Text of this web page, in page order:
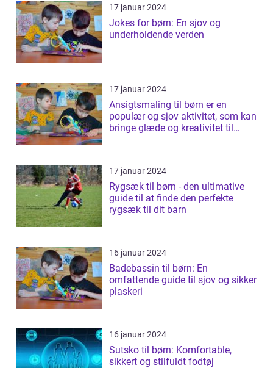
17 januar 2024
Jokes for børn: En sjov og
underholdende verden
17 januar 2024
Ansigtsmaling til børn er en
populær og sjov aktivitet, som kan
bringe glæde og kreativitet til
17 januar 2024
Rygsæk til børn - den ultimative
guide til at finde den perfekte
rygsæk til dit barn
16 januar 2024
Badebassin til børn: En
omfattende guide til sjov og sikker
plaskeri
16 januar 2024
Sutsko til børn: Komfortable,
sikkert og stilfuldt fodtøj